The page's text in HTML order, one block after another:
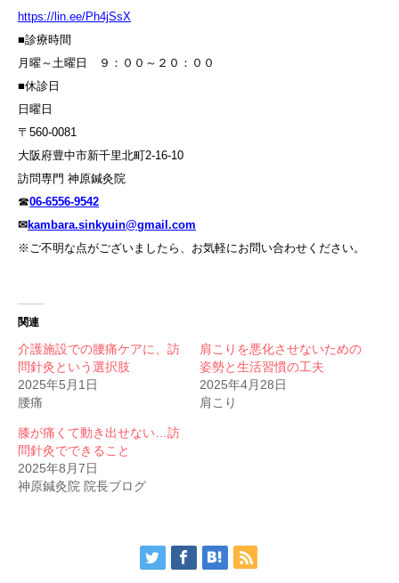
https://lin.ee/Ph4jSsX
■診療時間
月曜～土曜日 ９：００～２０：００
■休診日
日曜日
〒560-0081
大阪府豊中市新千里北町2-16-10
訪問専門 神原鍼灸院
☎06-6556-9542
✉kambara.sinkyuin@gmail.com
※ご不明な点がございましたら、お気軽にお問い合わせください。
関連
介護施設での腰痛ケアに、訪
問針灸という選択肢
2025年5月1日
腰痛
肩こりを悪化させないための
姿勢と生活習慣の工夫
2025年4月28日
肩こり
膝が痛くて動き出せない…訪
問針灸でできること
2025年8月7日
神原鍼灸院 院長ブログ